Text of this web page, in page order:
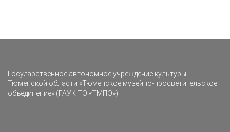
Государственное автономное учреждение культуры
Тюменской области «Тюменское музейно-просветительское
объединение» (ГАУК ТО «ТМПО»)